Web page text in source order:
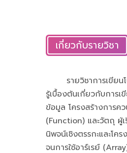
เกี่ยวกับรายวิชา
รายวิชาการเขียนโป
รู้เบื้องต้นเกี่ยวกับการ
ข้อมูล โครงสร้างการ
(Function) และวัตถุ ผู้เ
นิพจน์เชิงตรรกะและโ
จนการใช้อาร์เรย์